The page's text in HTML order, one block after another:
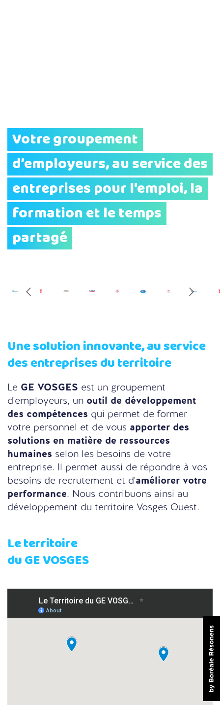
Votre groupement
d’employeurs, au service des
entreprises pour l'emploi, la
formation et le temps
partagé
Une solution innovante, au service
des entreprises du territoire
Le GE VOSGES est un groupement
d'employeurs, un outil de développement
des compétences qui permet de former
votre personnel et de vous apporter des
solutions en matière de ressources
humaines selon les besoins de votre
entreprise. Il permet aussi de répondre à vos
besoins de recrutement et d'améliorer votre
performance. Nous contribuons ainsi au
développement du territoire Vosges Ouest.
Le territoire
du GE VOSGES